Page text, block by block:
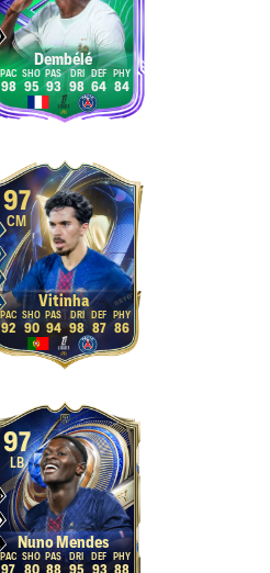
Dembélé
98 95 93 98 64 84
97
CM
Vitinha
92 90 94 98 87 86
97
LB
Nuno Mendes